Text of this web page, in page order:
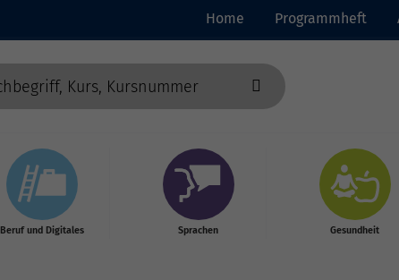
Home Programmheft
Beruf und Digitales Sprachen Gesundheit